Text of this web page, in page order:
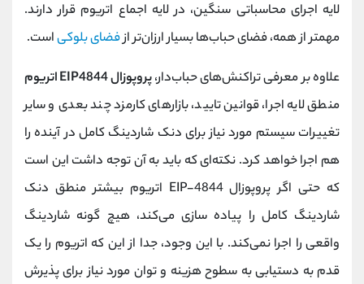
لایه اجرای محاسباتی سنگین، در لایه اجماع اتریوم قرار دارند.
مهمتر از همه، فضای حباب‌ها بسیار ارزان‌تر ازفضای بلوکیاست.
علاوه بر معرفی تراکنش‌های حباب‌دار،پروپوزال EIP4844 اتریوم
منطق لایه اجرا، قوانین تایید، بازارهای کارمزد چند بعدی و سایر
تغییرات سیستم مورد نیاز برای دنک شاردینگ کامل در آینده را
هم اجرا خواهد کرد. نکته‌ای که باید به آن توجه داشت این است
که حتی اگر پروپوزال EIP-4844 اتریوم بیشتر منطق دنک‌
شاردینگ کامل را پیاده‌ سازی می‌کند، هیچ‌ گونه شاردینگ
واقعی را اجرا نمی‌کند. با این وجود، جدا از این که اتریوم را یک
قدم به دستیابی به سطوح هزینه و توان مورد نیاز برای پذیرش